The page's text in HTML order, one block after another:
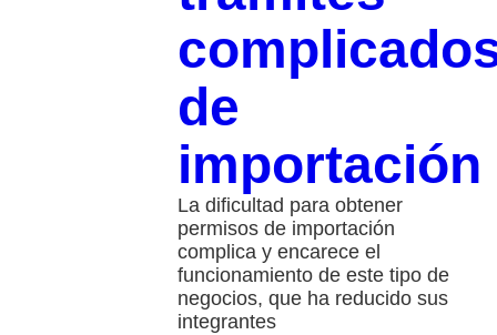
de
importación
La dificultad para obtener
permisos de importación
complica y encarece el
funcionamiento de este tipo de
negocios, que ha reducido sus
integrantes